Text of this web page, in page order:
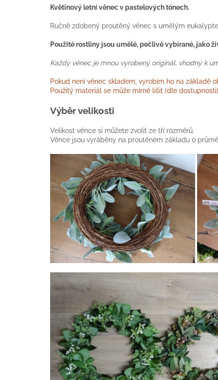
Květinový letní věnec v pastelových tónech.
Ručně zdobený proutěný věnec s umělým
Použité rostliny jsou umělé, pečlivě vybírané, jako
Každý věnec je mnou vyrobený originál, vhodný k
Pokud není věnec skladem, vyrobím ho na základě
Použitý materiál se může mírně lišit (dle
Výběr velikosti
Velikost věnce si můžete zvolit ze tří rozměrů.
Věnce jsou vyráběny na proutěném základu o